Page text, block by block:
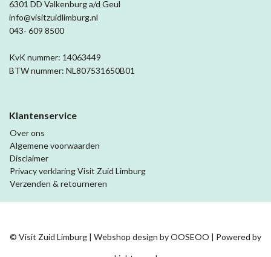
6301 DD Valkenburg a/d Geul
info@visitzuidlimburg.nl
043- 609 8500
KvK nummer: 14063449
BTW nummer: NL807531650B01
Klantenservice
Over ons
Algemene voorwaarden
Disclaimer
Privacy verklaring Visit Zuid Limburg
Verzenden & retourneren
© Visit Zuid Limburg | Webshop design byOOSEOO | Powered by